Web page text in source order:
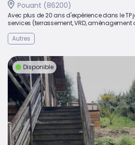
Pouant (86200)
Avec plus de 20 ans d'expérience dans le TP
services (terrassement, VRD, aménagement
Autres
Disponible